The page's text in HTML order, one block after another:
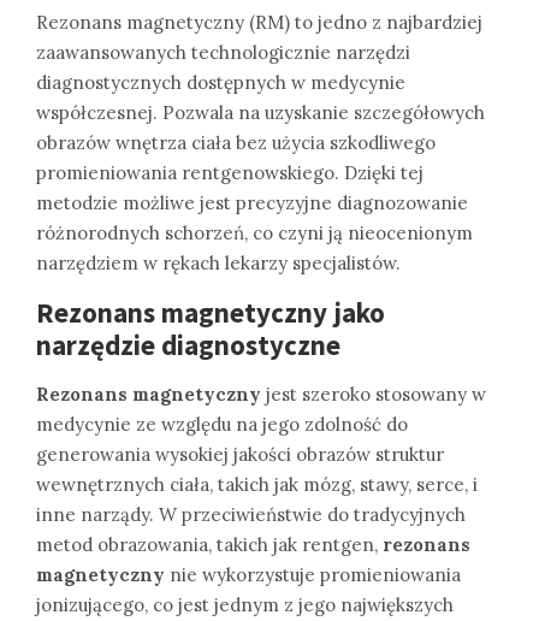
Rezonans magnetyczny (RM) to jedno z najbardziej
zaawansowanych technologicznie narzędzi
diagnostycznych dostępnych w medycynie
współczesnej. Pozwala na uzyskanie szczegółowych
obrazów wnętrza ciała bez użycia szkodliwego
promieniowania rentgenowskiego. Dzięki tej
metodzie możliwe jest precyzyjne diagnozowanie
różnorodnych schorzeń, co czyni ją nieocenionym
narzędziem w rękach lekarzy specjalistów.
Rezonans magnetyczny jako
narzędzie diagnostyczne
Rezonans magnetyczny jest szeroko stosowany w
medycynie ze względu na jego zdolność do
generowania wysokiej jakości obrazów struktur
wewnętrznych ciała, takich jak mózg, stawy, serce, i
inne narządy. W przeciwieństwie do tradycyjnych
metod obrazowania, takich jak rentgen, rezonans
magnetyczny nie wykorzystuje promieniowania
jonizującego, co jest jednym z jego największych